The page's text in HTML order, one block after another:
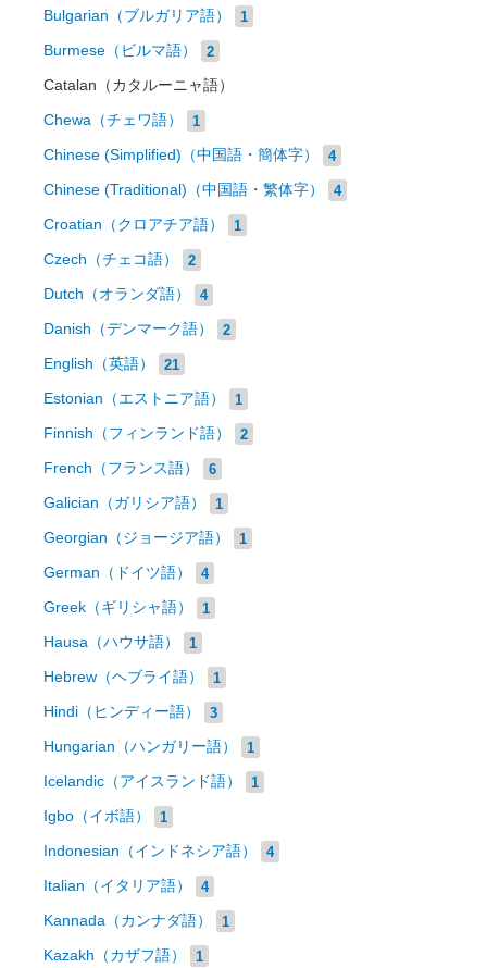
Bulgarian（ブルガリア語） 1
Burmese（ビルマ語） 2
Catalan（カタルーニャ語）
Chewa（チェワ語） 1
Chinese (Simplified)（中国語・簡体字） 4
Chinese (Traditional)（中国語・繁体字） 4
Croatian（クロアチア語） 1
Czech（チェコ語） 2
Dutch（オランダ語） 4
Danish（デンマーク語） 2
English（英語） 21
Estonian（エストニア語） 1
Finnish（フィンランド語） 2
French（フランス語） 6
Galician（ガリシア語） 1
Georgian（ジョージア語） 1
German（ドイツ語） 4
Greek（ギリシャ語） 1
Hausa（ハウサ語） 1
Hebrew（ヘブライ語） 1
Hindi（ヒンディー語） 3
Hungarian（ハンガリー語） 1
Icelandic（アイスランド語） 1
Igbo（イボ語） 1
Indonesian（インドネシア語） 4
Italian（イタリア語） 4
Kannada（カンナダ語） 1
Kazakh（カザフ語） 1